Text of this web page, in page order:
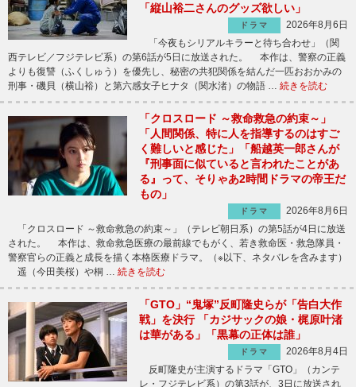
「縦山裕二さんのグッズ欲しい」
ドラマ
2026年8月6日
「今夜もシリアルキラーと待ち合わせ」（関
西テレビ／フジテレビ系）の第6話が5日に放送された。 本作は、警察の正義
よりも復讐（ふくしゅう）を優先し、秘密の共犯関係を結んだ一匹おおかみの
刑事・磯貝（横山裕）と第六感女子ヒナタ（関水渚）の物語 … 続きを読む
「クロスロード ～救命救急の約束～」
「人間関係、特に人を指導するのはすご
く難しいと感じた」「船越英一郎さんが
『刑事面に似ていると言われたことがあ
る』って、そりゃあ2時間ドラマの帝王だ
もの」
ドラマ
2026年8月6日
「クロスロード ～救命救急の約束～」（テレビ朝日系）の第5話が4日に放送
された。 本作は、救命救急医療の最前線でもがく、若き救命医・救急隊員・
警察官らの正義と成長を描く本格医療ドラマ。（※以下、ネタバレを含みます）
遥（今田美桜）や桐 … 続きを読む
「GTO」“鬼塚”反町隆史らが「告白大作
戦」を決行 「カジサックの娘・梶原叶渚
は華がある」「黒幕の正体は誰」
ドラマ
2026年8月4日
反町隆史が主演するドラマ「GTO」（カンテ
レ・フジテレビ系）の第3話が、3日に放送され